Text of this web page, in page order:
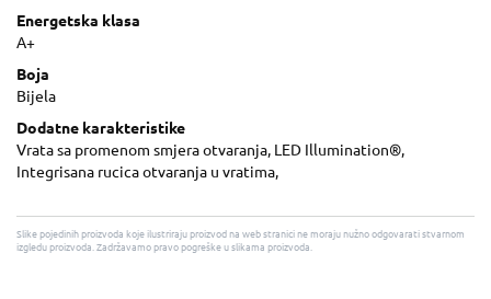
Energetska klasa
A+
Boja
Bijela
Dodatne karakteristike
Vrata sa promenom smjera otvaranja, LED Illumination®,
Integrisana rucica otvaranja u vratima,
Slike pojedinih proizvoda koje ilustriraju proizvod na web stranici ne moraju nužno odgovarati stvarnom
izgledu proizvoda. Zadržavamo pravo pogreške u slikama proizvoda.